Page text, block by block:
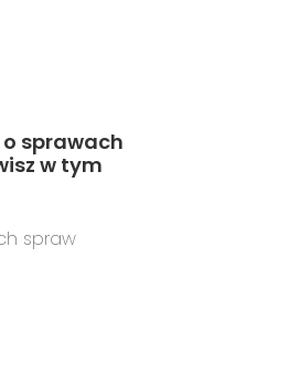
sprawach
w tym
spraw